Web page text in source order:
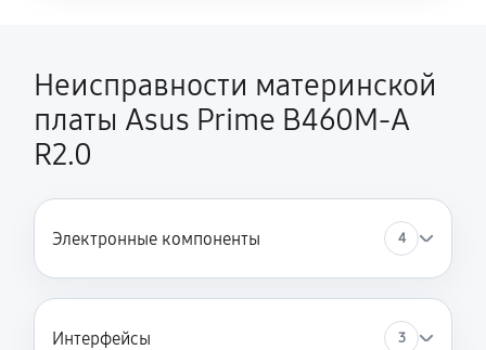
Неисправности материнской
платы Asus Prime B460M-A
R2.0
Электронные компоненты 4
Интерфейсы 3